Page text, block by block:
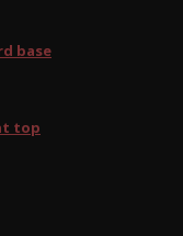
base
top